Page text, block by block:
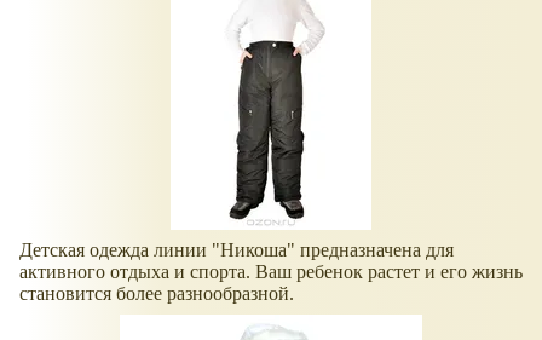
Детская одежда линии "Никоша" предназначена для
активного отдыха и спорта. Ваш ребенок растет и его жизнь
становится более разнообразной.